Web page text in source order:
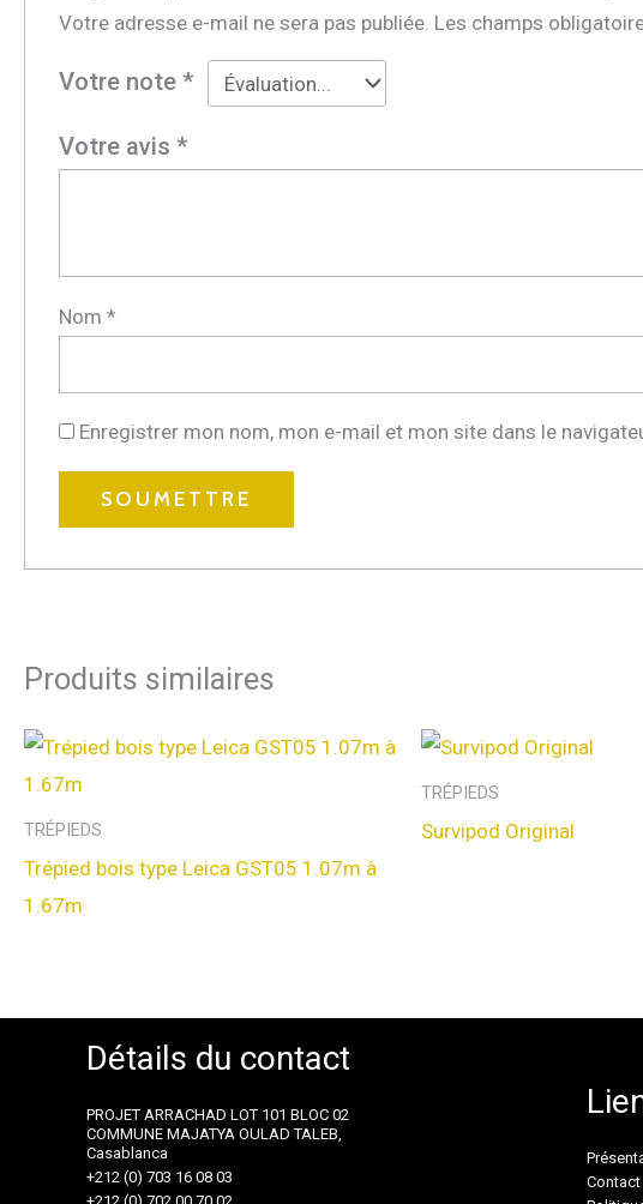
Votre adresse e-mail ne sera pas publiée. Les champs
Votre note*
Votre avis*
Nom*
Enregistrer mon nom, mon e-mail et mon site dans le
Produits similaires
TRÉPIEDS
Trépied bois type Leica GST05 1.07m à
1.67m
TRÉPIEDS
Survipod Original
Détails du contact
PROJET ARRACHAD LOT 101 BLOC 02
COMMUNE MAJATYA OULAD TALEB,
Casablanca
+212 (0) 703 16 08 03
Contact